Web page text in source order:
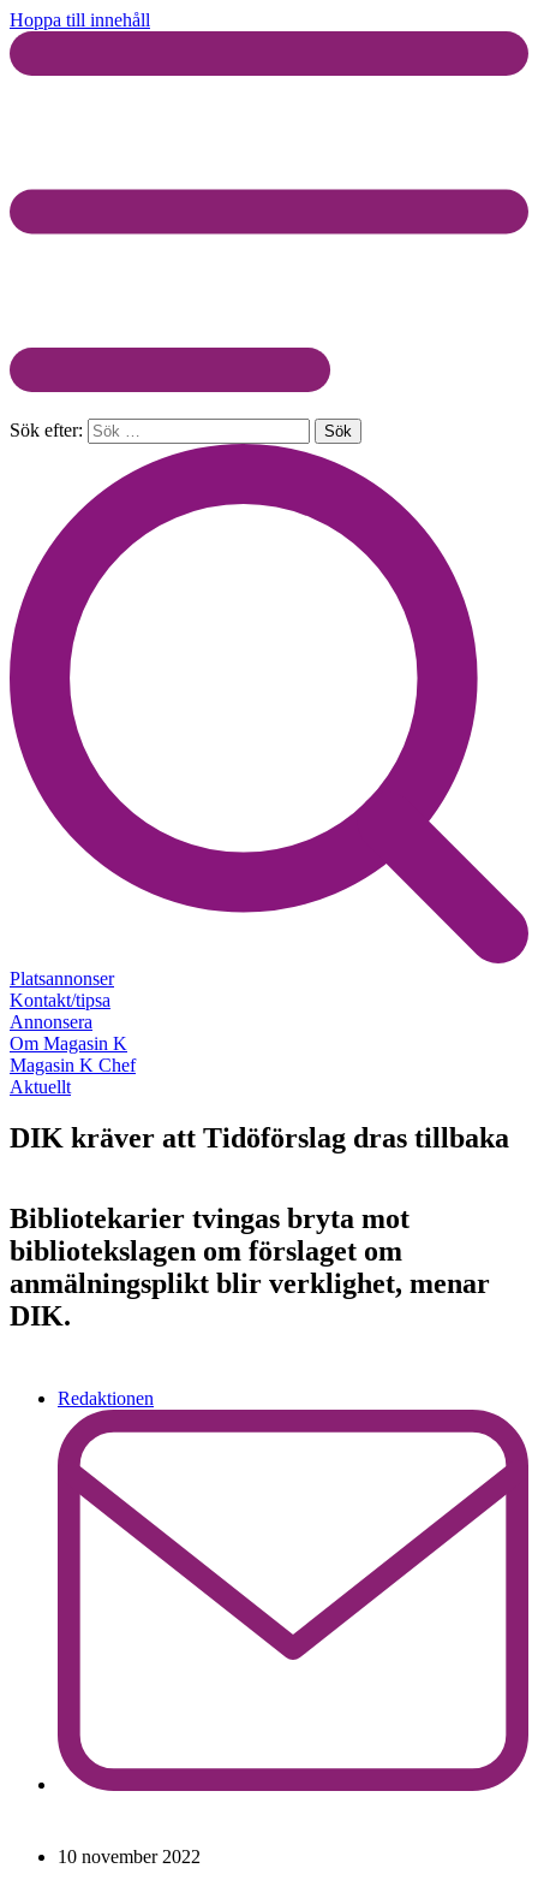
Hoppa till innehåll
Sök efter:
Platsannonser
Kontakt/tipsa
Annonsera
Om Magasin K
Magasin K Chef
Aktuellt
DIK kräver att Tidöförslag dras tillbaka
Bibliotekarier tvingas bryta mot
bibliotekslagen om förslaget om
anmälningsplikt blir verklighet, menar
DIK.
Redaktionen
10 november 2022